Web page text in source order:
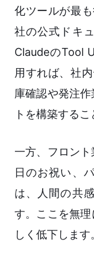
化ツールが最
社の公式ドキ
ClaudeのTool
用すれば、社
庫確認や発注
トを構築するこ
一方、フロン
日のお祝い、
は、人間の共
す。ここを無
しく低下します